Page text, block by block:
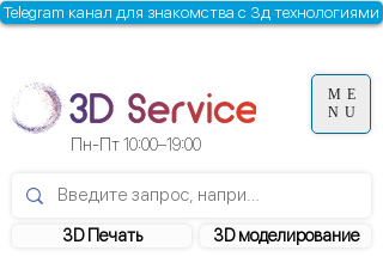
3D моделирование
3D Печать
Пн-Пт10:00–19:00
Telegram канал для знакомства с 3д технологиями
ME
NU